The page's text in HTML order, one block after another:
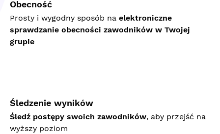
Obecność
Prosty i wygodny sposób na elektroniczne
sprawdzanie obecności zawodników w Twojej
grupie
Śledzenie wyników
Śledź postępy swoich zawodników, aby przejść na
wyższy poziom